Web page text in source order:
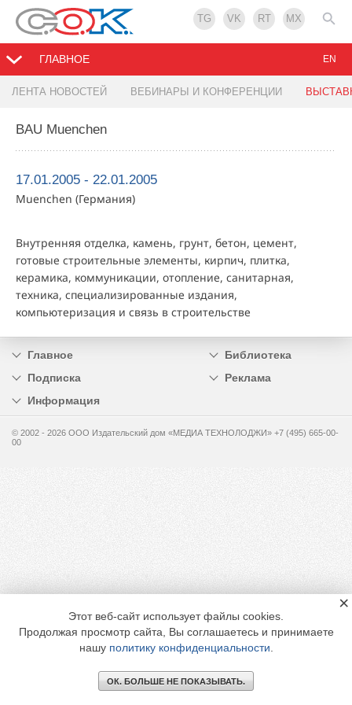
TG VK RT MX
ГЛАВНОЕ
ЛЕНТА НОВОСТЕЙ ВЕБИНАРЫ И КОНФЕРЕНЦИИ
EN
BAU Muenchen
17.01.2005 - 22.01.2005
Muenchen (Германия)
Внутренняя отделка, камень, грунт, бетон, цемент,
готовые строительные элементы, кирпич, плитка,
керамика, коммуникации, отопление, санитарная,
техника, специализированные издания,
компьютеризация и связь в строительстве
Главное
Библиотека
Подписка
Реклама
Информация
© 2002 - 2026 OOO Издательский дом «МЕДИА ТЕХНОЛОДЖИ» +7 (495) 665-00-
00
Этот веб-сайт использует файлы cookies.
Продолжая просмотр сайта, Вы соглашаетесь и принимаете
нашу политику конфиденциальности
ОК. БОЛЬШЕ НЕ ПОКАЗЫВАТЬ.
×